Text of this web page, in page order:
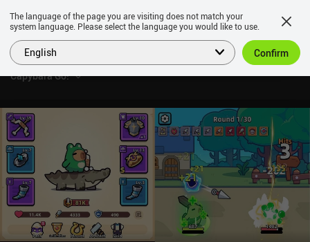
Capybara Go!
The language of the page you are visiting does not match your
system language. Please select the language you would like to use.
English Confirm